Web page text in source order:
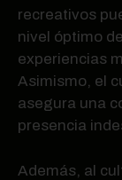
recreativos
nivel óptimo
experiencias
Asimismo, el
asegura una
presencia
Además, al